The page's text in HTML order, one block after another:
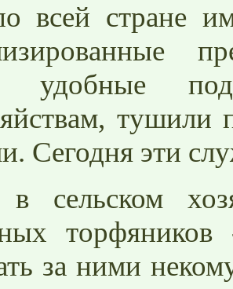
всей стране
удобные
Сегодня эти
в сельском
торфяников
за ними